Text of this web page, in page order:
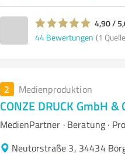
4,90 /
44 Bewertungen (1
2 Medienproduktion
CONZE DRUCK GmbH &
MedienPartner · Beratung ·
Neutorstraße 3, 34434